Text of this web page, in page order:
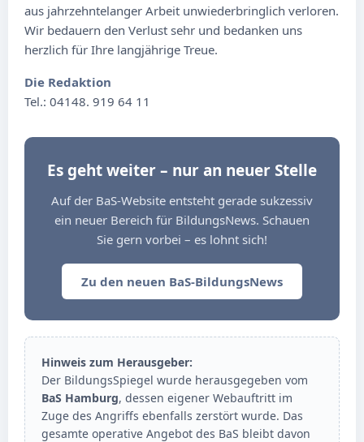
aus jahrzehntelanger Arbeit unwiederbringlich verloren.
Wir bedauern den Verlust sehr und bedanken uns
herzlich für Ihre langjährige Treue.
Die Redaktion
Tel.: 04148. 919 64 11
Es geht weiter – nur an neuer Stelle
Auf der BaS-Website entsteht gerade sukzessiv
ein neuer Bereich für BildungsNews. Schauen
Sie gern vorbei – es lohnt sich!
Zu den neuen BaS-BildungsNews
Hinweis zum Herausgeber:
Der BildungsSpiegel wurde herausgegeben vom
BaS Hamburg, dessen eigener Webauftritt im
Zuge des Angriffs ebenfalls zerstört wurde. Das
gesamte operative Angebot des BaS bleibt davon